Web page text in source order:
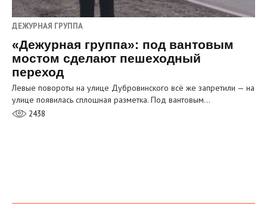
ДЕЖУРНАЯ ГРУППА
«Дежурная группа»: под вантовым
мостом сделают пешеходный
переход
Левые повороты на улице Дубровинского всё же запретили — на
улице появилась сплошная разметка. Под вантовым…
2438